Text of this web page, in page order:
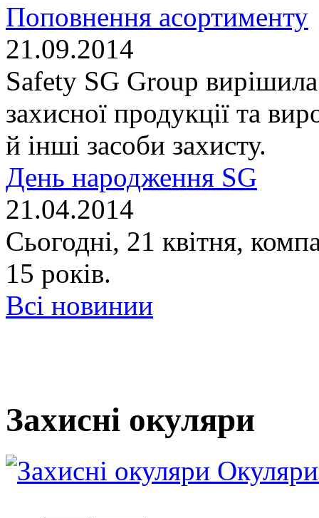
Поповнення асортименту
21.09.2014
Safety SG Group
захисної продукції та
й інші засоби захисту.
День народження SG
21.04.2014
Сьогодні, 21 квітня,
15 років.
Всі новинии
Захисні окуляри